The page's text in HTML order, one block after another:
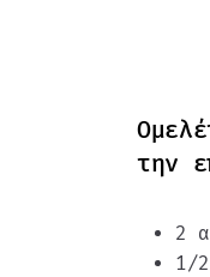
την
2
1/